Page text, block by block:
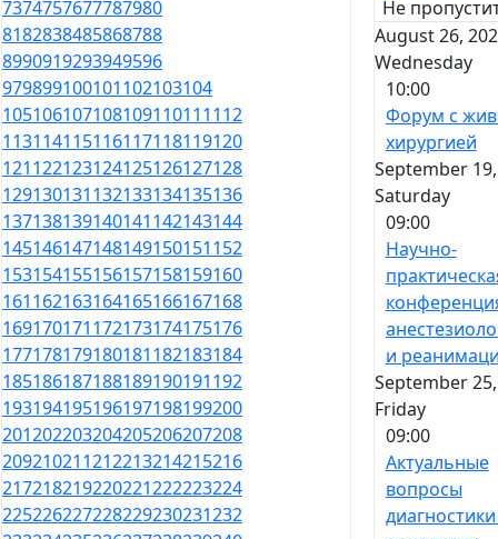
7374757677787980
8182838485868788
8990919293949596
979899100101102103104
105106107108109110111112
113114115116117118119120
121122123124125126127128
129130131132133134135136
137138139140141142143144
145146147148149150151152
153154155156157158159160
161162163164165166167168
169170171172173174175176
177178179180181182183184
185186187188189190191192
193194195196197198199200
201202203204205206207208
209210211212213214215216
217218219220221222223224
225226227228229230231232
Не
August 26,
Wednesday
10:00
Форум с
хирургией
September
Saturday
09:00
Научно-
и
September
Friday
09:00
Актуальные
вопросы